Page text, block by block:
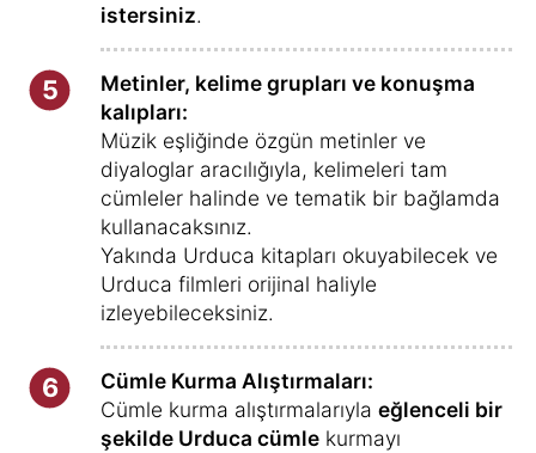
istersiniz.
5
Metinler, kelime grupları ve konuşma
kalıpları:
Müzik eşliğinde özgün metinler ve
diyaloglar aracılığıyla, kelimeleri tam
cümleler halinde ve tematik bir bağlamda
kullanacaksınız.
Yakında Urduca kitapları okuyabilecek ve
Urduca filmleri orijinal haliyle
izleyebileceksiniz.
6
Cümle Kurma Alıştırmaları:
Cümle kurma alıştırmalarıyla eğlenceli bir
şekilde Urduca cümle kurmayı